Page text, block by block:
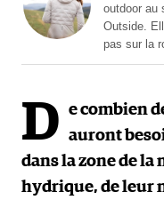
outdoor au
Outside.
pas sur la
D e combien
auront
dans la zone de la
hydrique, de leur